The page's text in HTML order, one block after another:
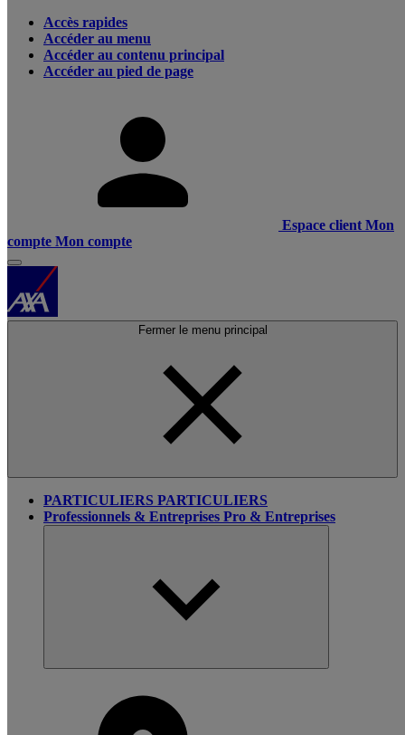
Accès rapides
Accéder au menu
Accéder au contenu principal
Accéder au pied de page
Espace client Mon
compte Mon compte
Fermer le menu principal
PARTICULIERS PARTICULIERS
Professionnels & Entreprises Pro & Entreprises